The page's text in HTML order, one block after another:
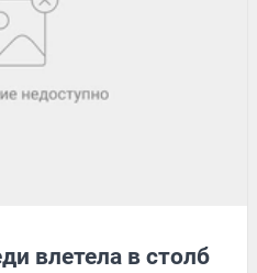
влетела в столб